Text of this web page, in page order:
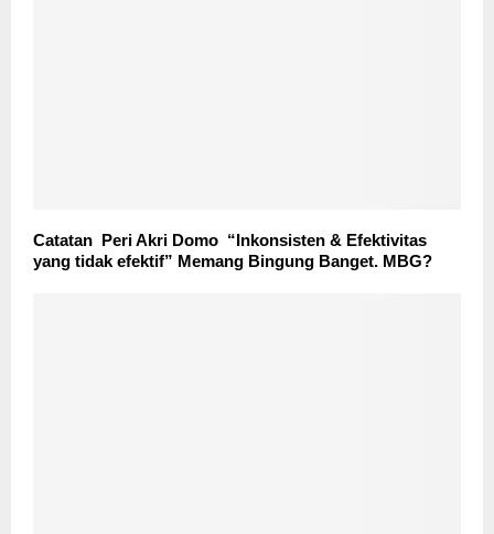
Catatan Peri Akri Domo “Inkonsisten & Efektivitas
yang tidak efektif” Memang Bingung Banget. MBG?